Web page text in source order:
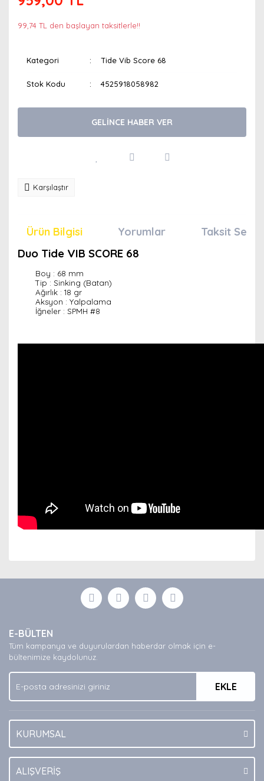
99,74 TL den başlayan taksitlerle!!
Kategori Tide Vib Score 68
Stok Kodu 4525918058982
GELİNCE HABER VER
Karşılaştır
Ürün Bilgisi Yorumlar Taksit
Duo Tide VIB SCORE 68
Boy : 68 mm
Tip : Sinking (Batan)
Ağırlık : 18 gr
Aksyon : Yalpalama
İğneler : SPMH #8
Yorum Yaz
formunu kullanarak tarafımıza iletebilirsiniz.
Görüş ve önerileriniz için teşekkür ederiz.
Ürün açıklamasında eksik bilgiler bulunuyor.
Ürün bilgilerinde hatalar bulunuyor.
Ürün fiyatı diğer sitelerden daha pahalı.
Bu ürüne benzer farklı alternatifler olmalı.
E-BÜLTEN
Tüm kampanya ve duyurulardan haberdar olmak için e-
bültenimize kaydolunuz.
EKLE
KURUMSAL
ALIŞVERİŞ